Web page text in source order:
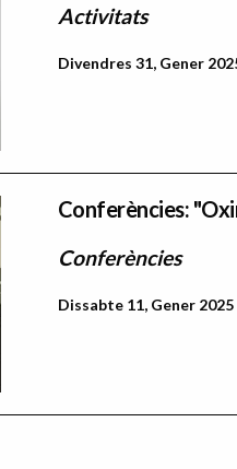
Activitats
Divendres 31, Gener
Conferències:
Conferències
Dissabte 11, Gener 2025